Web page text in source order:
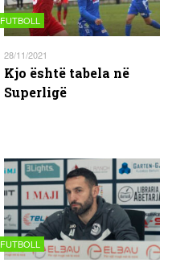
FUTBOLL
28/11/2021
Kjo është tabela në
Superligë
FUTBOLL